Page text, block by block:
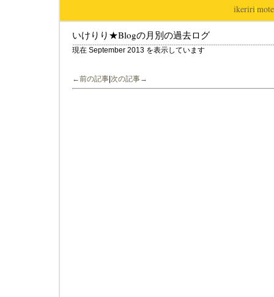
ikeriri|
いけりり★Blogの月別の過去ログ
現在 September 2013 を表示しています
←前の記事 次の記事→